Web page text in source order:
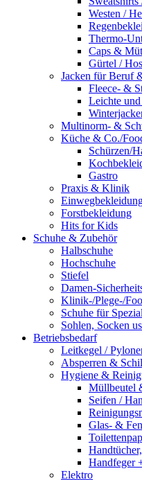
Westen /
Thermo-
Caps &
Gürtel /
Jacken für Beruf
Fleece- &
Leichte
Multinorm- &
Küche & Co./
Schürzen/
Gastro
Praxis & Klinik
Forstbekleidung
Hits for Kids
Schuhe & Zubehör
Halbschuhe
Hochschuhe
Stiefel
Damen-
Klinik-/Plege-/
Schuhe für
Sohlen, Socken
Betriebsbedarf
Leitkegel /
Absperren &
Hygiene &
Müllbeutel
Seifen /
Glas- &
Handfeger
Elektro